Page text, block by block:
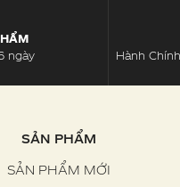
ngày
Hành
SẢN PHẨM
SẢN PHẨM MỚI